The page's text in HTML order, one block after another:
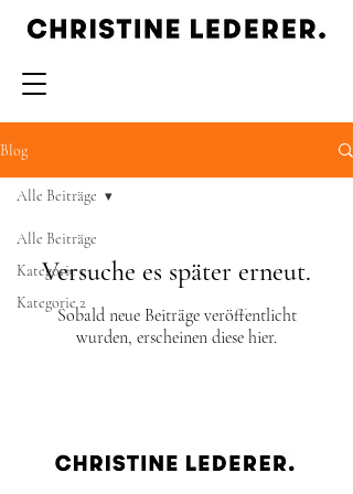
Blog
Alle Beiträge
Kategorie 1
Kategorie 2
Alle Beiträge
Versuche es später erneut.
Sobald neue Beiträge veröffentlicht
wurden, erscheinen diese hier.